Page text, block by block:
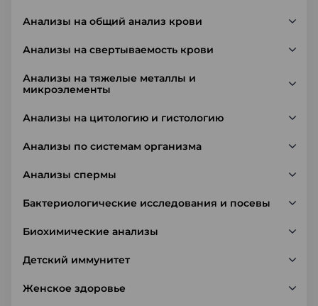
Анализы на общий анализ крови
Анализы на свертываемость крови
Анализы на тяжелые металлы и
микроэлементы
Анализы на цитологию и гистологию
Анализы по системам организма
Анализы спермы
Бактериологические исследования и посевы
Биохимические анализы
Детский иммунитет
Женское здоровье